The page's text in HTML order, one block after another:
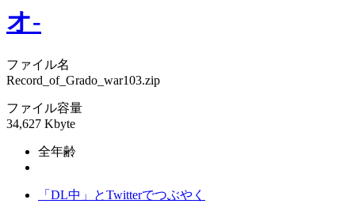
オ-
ファイル名
Record_of_Grado_war103.zip
ファイル容量
34,627 Kbyte
全年齢
「DL中」とTwitterでつぶやく